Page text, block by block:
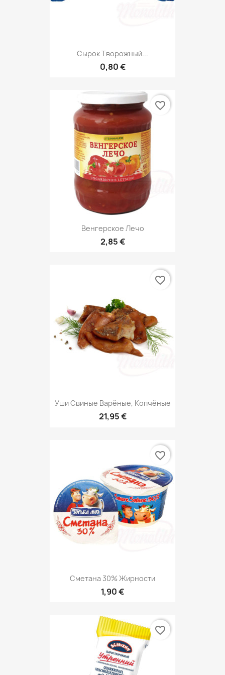
Сырок Творожный...
0,80 €
Венгерское Лечо
2,85 €
favorite_border
Уши Свиные Варёные, Копчёные
21,95 €
favorite_border
Сметана 30% Жирности
1,90 €
favorite_border
favorite_border